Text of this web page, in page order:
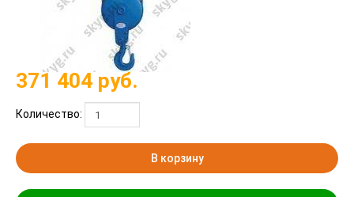
371 404руб.
Количество:
В корзину